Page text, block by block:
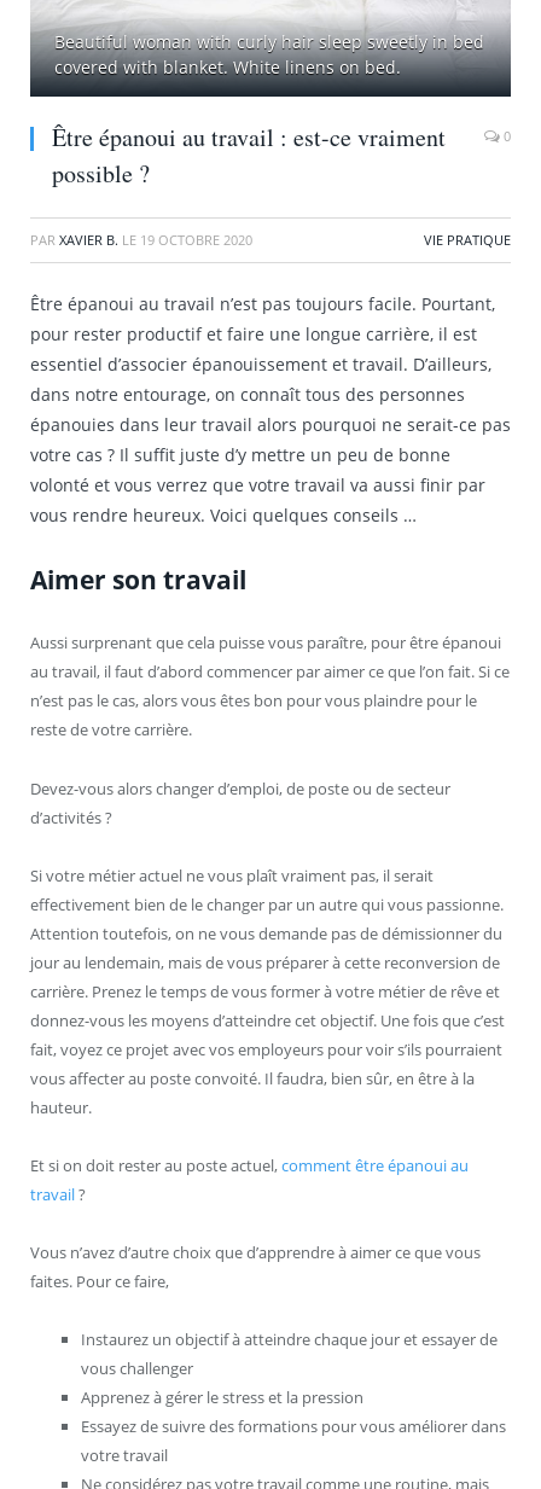
Beautiful woman with curly hair sleep sweetly in bed
covered with blanket. White linens on bed.
Être épanoui au travail : est-ce vraiment
possible ?
0
PAR XAVIER B. LE 19 OCTOBRE 2020 VIE PRATIQUE
Être épanoui au travail n’est pas toujours facile. Pourtant,
pour rester productif et faire une longue carrière, il est
essentiel d’associer épanouissement et travail. D’ailleurs,
dans notre entourage, on connaît tous des personnes
épanouies dans leur travail alors pourquoi ne serait-ce pas
votre cas ? Il suffit juste d’y mettre un peu de bonne
volonté et vous verrez que votre travail va aussi finir par
vous rendre heureux. Voici quelques conseils …
Aimer son travail
Aussi surprenant que cela puisse vous paraître, pour être épanoui
au travail, il faut d’abord commencer par aimer ce que l’on fait. Si ce
n’est pas le cas, alors vous êtes bon pour vous plaindre pour le
reste de votre carrière.
Devez-vous alors changer d’emploi, de poste ou de secteur
d’activités ?
Si votre métier actuel ne vous plaît vraiment pas, il serait
effectivement bien de le changer par un autre qui vous passionne.
Attention toutefois, on ne vous demande pas de démissionner du
jour au lendemain, mais de vous préparer à cette reconversion de
carrière. Prenez le temps de vous former à votre métier de rêve et
donnez-vous les moyens d’atteindre cet objectif. Une fois que c’est
fait, voyez ce projet avec vos employeurs pour voir s’ils pourraient
vous affecter au poste convoité. Il faudra, bien sûr, en être à la
hauteur.
Et si on doit rester au poste actuel,comment être épanoui au
travail?
Vous n’avez d’autre choix que d’apprendre à aimer ce que vous
faites. Pour ce faire,
Instaurez un objectif à atteindre chaque jour et essayer de
vous challenger
Apprenez à gérer le stress et la pression
Essayez de suivre des formations pour vous améliorer dans
votre travail
Ne considérez pas votre travail comme une routine, mais